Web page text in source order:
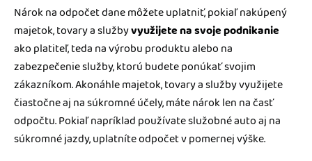
Nárok na odpočet dane môžete uplatniť, pokiaľ nakúpený
majetok, tovary a službyvyužijete na svoje podnikanie
ako platiteľ, teda na výrobu produktu alebo na
zabezpečenie služby, ktorú budete ponúkať svojim
zákazníkom. Akonáhle majetok, tovary a služby využijete
čiastočne aj na súkromné účely, máte nárok len na časť
odpočtu. Pokiaľ napríklad používate služobné auto aj na
súkromné jazdy, uplatníte odpočet v pomernej výške.